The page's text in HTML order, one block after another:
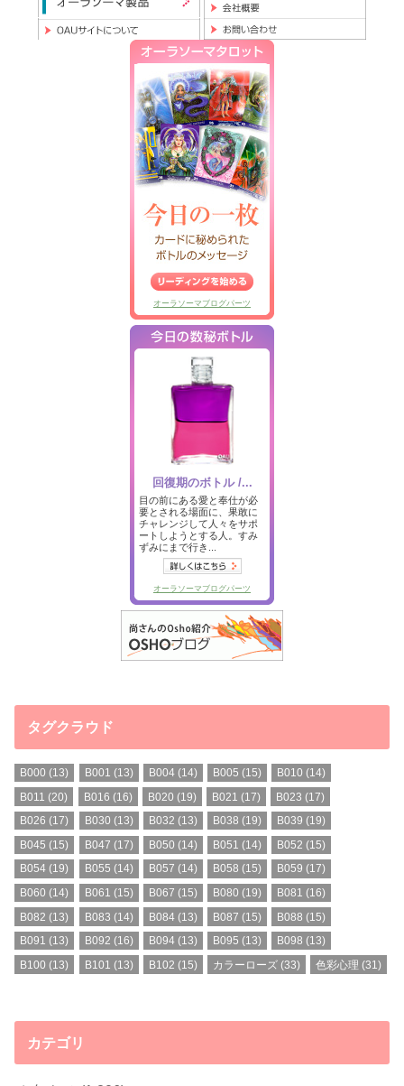
タグクラウド
B000 (13) B001 (13) B004(14) B005 (15) B010 (14)
B011 (20) B016 (16) B020 (19) B021 (17) B023 (17)
B026 (17) B030 (13) B032 (13) B038 (19) B039 (19)
B045 (15) B047 (17) B050 (14) B051 (14) B052 (15)
B054 (19) B055 (14) B057 (14) B058 (15) B059 (17)
B060 (14) B061 (15) B067 (15) B080 (19) B081 (16)
B082 (13) B083 (14) B084(13) B087 (15) B088 (15)
B091 (13) B092 (16) B094(13) B095 (13) B098 (13)
B100 (13) B101 (13) B102 (15) カラーローズ (33) 色彩心理 (31)
カテゴリ